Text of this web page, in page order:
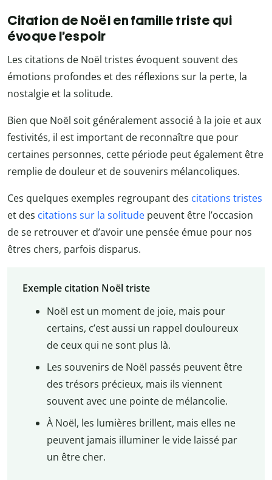
Citation de Noël en famille triste qui
évoque l’espoir
Les citations de Noël tristes évoquent souvent des
émotions profondes et des réflexions sur la perte, la
nostalgie et la solitude.
Bien que Noël soit généralement associé à la joie et aux
festivités, il est important de reconnaître que pour
certaines personnes, cette période peut également être
remplie de douleur et de souvenirs mélancoliques.
Ces quelques exemples regroupant des citations tristes
et des citations sur la solitude peuvent être l’occasion
de se retrouver et d’avoir une pensée émue pour nos
êtres chers, parfois disparus.
Exemple citation Noël triste
Noël est un moment de joie, mais pour
certains, c’est aussi un rappel douloureux
de ceux qui ne sont plus là.
Les souvenirs de Noël passés peuvent être
des trésors précieux, mais ils viennent
souvent avec une pointe de mélancolie.
À Noël, les lumières brillent, mais elles ne
peuvent jamais illuminer le vide laissé par
un être cher.